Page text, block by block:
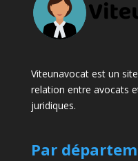
Viteunavocat est un
relation entre avocats
juridiques.
Par